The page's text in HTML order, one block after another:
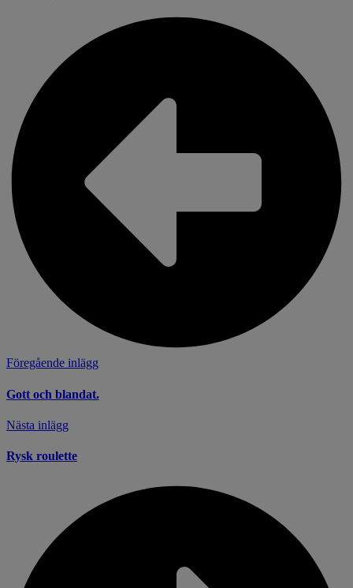
Föregående inlägg
Gott och blandat.
Nästa inlägg
Rysk roulette